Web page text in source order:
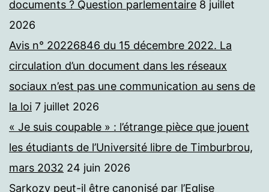
documents ? Question parlementaire 8 juillet
2026
Avis n° 20226846 du 15 décembre 2022. La
circulation d’un document dans les réseaux
sociaux n’est pas une communication au sens de
la loi 7 juillet 2026
« Je suis coupable » : l’étrange pièce que jouent
les étudiants de l’Université libre de Timburbrou,
mars 2032 24 juin 2026
Sarkozy peut-il être canonisé par l’Eglise